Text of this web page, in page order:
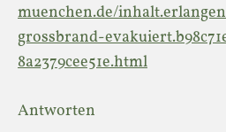
muenchen.de/
grossbrand-
8a2379cee51e.html
Antworten